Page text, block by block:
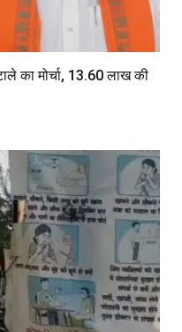
का मोर्चा, ₹13.60 लाख की